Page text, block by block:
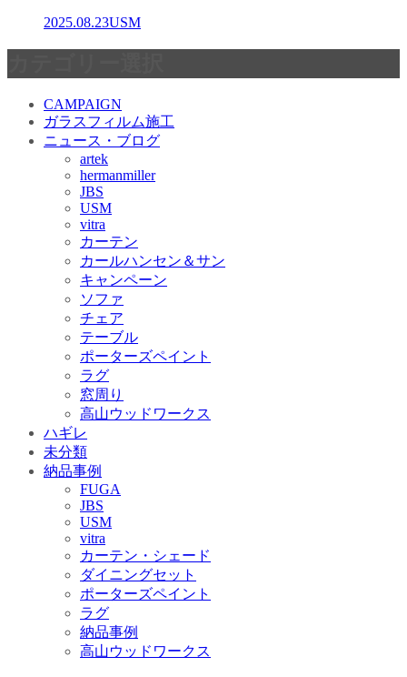
2025.08.23USM
CAMPAIGN
ガラスフィルム施工
ニュース・ブログ
artek
hermanmiller
JBS
USM
vitra
カーテン
カールハンセン＆サン
キャンペーン
ソファ
チェア
テーブル
ポーターズペイント
ラグ
窓周り
高山ウッドワークス
ハギレ
未分類
納品事例
FUGA
JBS
USM
vitra
カーテン・シェード
ダイニングセット
ポーターズペイント
ラグ
納品事例
高山ウッドワークス